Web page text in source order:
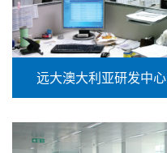
远大澳大利亚研发中心